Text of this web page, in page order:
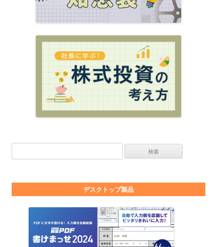
デスクトップ製品